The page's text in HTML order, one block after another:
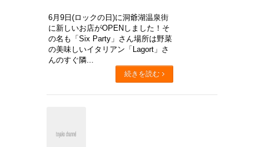
6月9日(ロックの日)に洞爺湖温泉街
に新しいお店がOPENしました！そ
の名も「Six Party」さん場所は野菜
の美味しいイタリアン「Lagort」さ
んのすぐ隣...
続きを読む